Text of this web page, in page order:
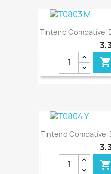
Tinteiro Compatível

Tinteiro Compatível
